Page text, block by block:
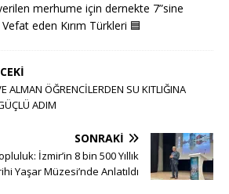
merhume için dernekte 7”sine
eden Kırım Türkleri 🟦
ALMAN ÖĞRENCİLERDEN SU KITLIĞINA
ADIM
SONRAKI
İzmir’in 8 bin 500 Yıllık
Yaşar Müzesi’nde Anlatıldı